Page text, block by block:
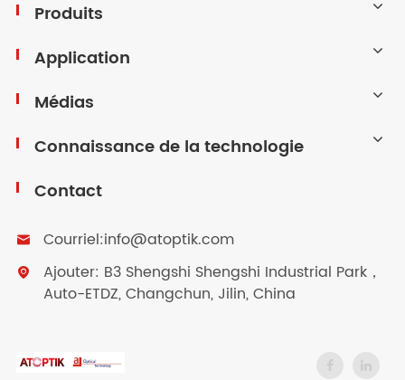
Produits
Application
Médias
Connaissance de la technologie
Contact
 Courriel:info@atoptik.com

Ajouter: B3 Shengshi Shengshi Industrial Park，
Auto-ETDZ, Changchun, Jilin, China